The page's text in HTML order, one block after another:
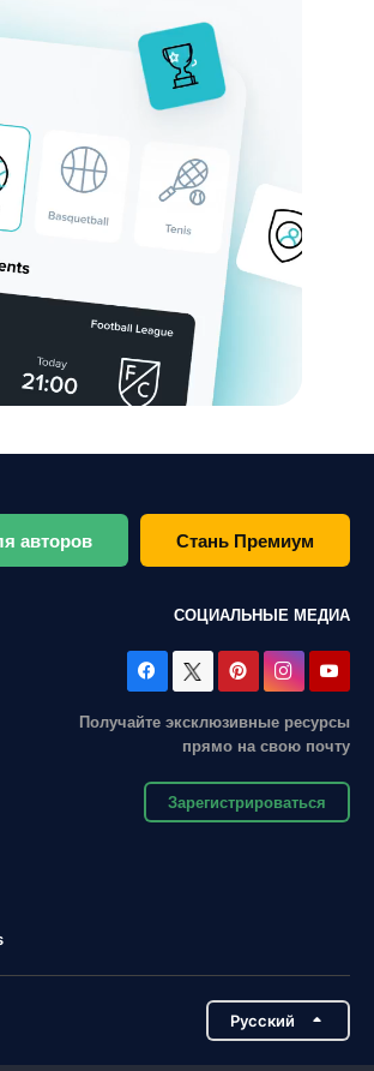
авторов Стань Премиум
СОЦИАЛЬНЫЕ МЕДИА
Получайте эксклюзивные ресурсы
прямо на свою почту
Зарегистрироваться
Pусский